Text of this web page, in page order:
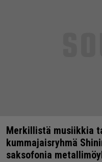
Merkillistä musiikkia
kummajaisryhmä
saksofonia